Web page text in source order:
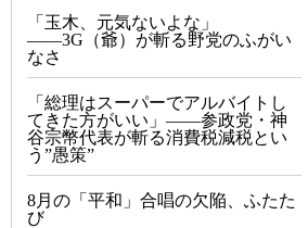
「玉木、元気ないよな」
――3G（爺）が斬る野党のふがい
なさ
「総理はスーパーでアルバイトし
てきた方がいい」――参政党・神
谷宗幣代表が斬る消費税減税とい
う”愚策”
8月の「平和」合唱の欠陥、ふたた
び